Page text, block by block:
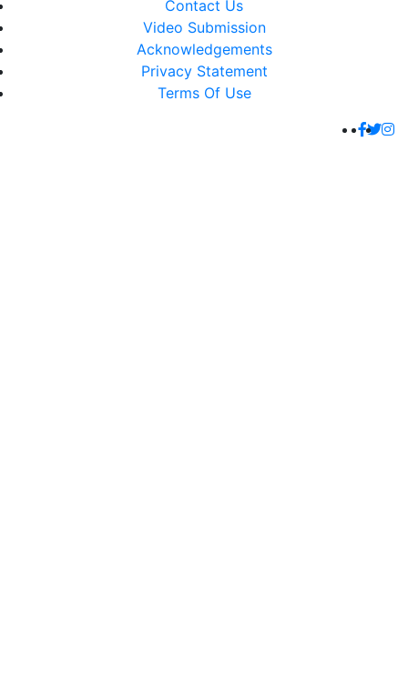
Contact Us
Video Submission
Acknowledgements
Privacy Statement
Terms Of Use